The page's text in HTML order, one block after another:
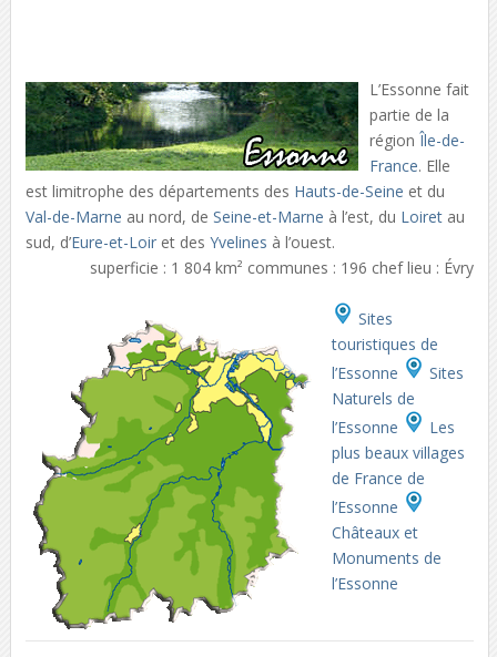
L’Essonne fait
partie de la
région Île-de-
France. Elle
est limitrophe des départements des Hauts-de-Seine et du
Val-de-Marne au nord, de Seine-et-Marne à l’est, du Loiretau
sud, d’Eure-et-Loiret des Yvelines à l’ouest.
superficie : 1 804 km² communes : 196 chef lieu : Évry
Sites
touristiques de
l’Essonne
Sites
Naturels de
l’Essonne
Les
plus beaux villages
de France de
l’Essonne
Châteaux et
Monuments de
l’Essonne